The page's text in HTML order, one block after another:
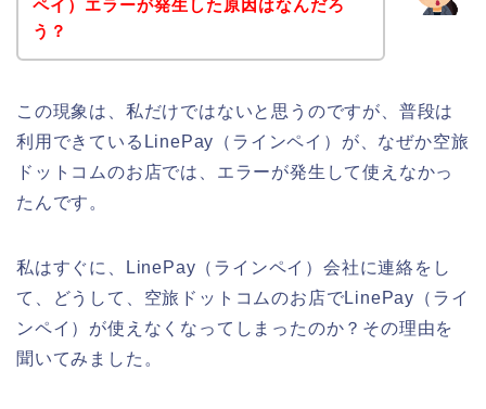
ペイ）エラーが発生した原因はなんだろ
う？
この現象は、私だけではないと思うのですが、普段は
利用できているLinePay（ラインペイ）が、なぜか空旅
ドットコムのお店では、エラーが発生して使えなかっ
たんです。
私はすぐに、LinePay（ラインペイ）会社に連絡をし
て、どうして、空旅ドットコムのお店でLinePay（ライ
ンペイ）が使えなくなってしまったのか？その理由を
聞いてみました。